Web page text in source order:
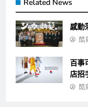
Related News
感動
酷
百事
店招
酷